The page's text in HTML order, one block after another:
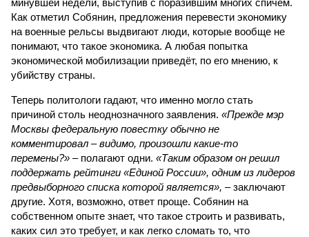
минувшей недели, выступив с поразившим многих спичем.
Как отметил Собянин, предложения перевести экономику
на военные рельсы выдвигают люди, которые вообще не
понимают, что такое экономика. А любая попытка
экономической мобилизации приведёт, по его мнению, к
убийству страны.
Теперь политологи гадают, что именно могло стать
причиной столь неоднозначного заявления. «Прежде мэр
Москвы федеральную повестку обычно не
комментировал – видимо, произошли какие-то
перемены?» – полагают одни. «Таким образом он решил
поддержать рейтинги «Единой России», одним из лидеров
предвыборного списка которой является», – заключают
другие. Хотя, возможно, ответ проще. Собянин на
собственном опыте знает, что такое строить и развивать,
каких сил это требует, и как легко сломать то, что